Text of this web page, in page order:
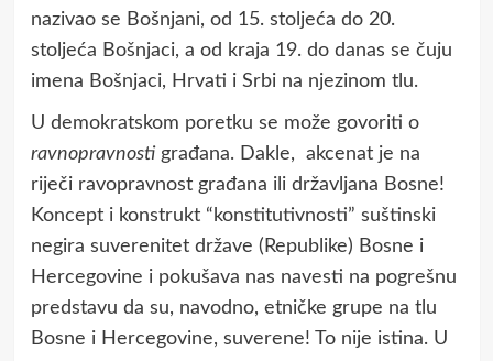
nazivao se Bošnjani, od 15. stoljeća do 20.
stoljeća Bošnjaci, a od kraja 19. do danas se čuju
imena Bošnjaci, Hrvati i Srbi na njezinom tlu.
U demokratskom poretku se može govoriti o
ravnopravnostigrađana. Dakle, akcenat je na
riječi ravopravnost građana ili državljana Bosne!
Koncept i konstrukt “konstitutivnosti” suštinski
negira suverenitet države (Republike) Bosne i
Hercegovine i pokušava nas navesti na pogrešnu
predstavu da su, navodno, etničke grupe na tlu
Bosne i Hercegovine, suverene! To nije istina. U